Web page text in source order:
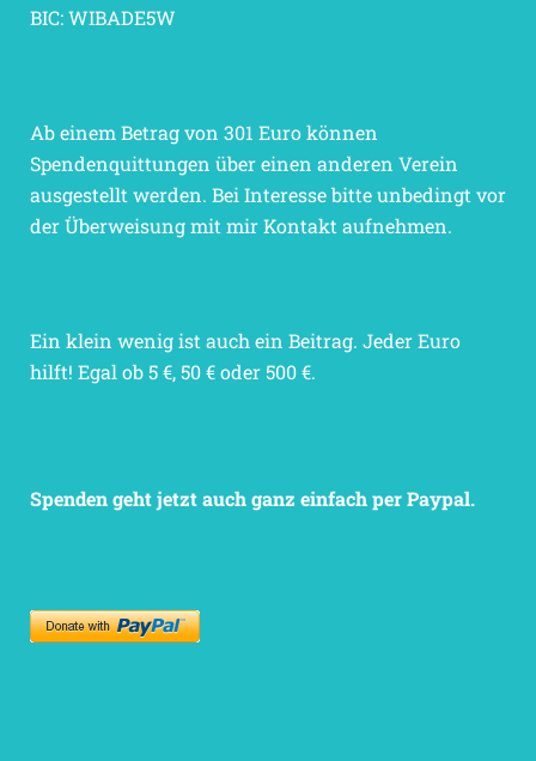
BIC: WIBADE5W
Ab einem Betrag von 301 Euro können
Spendenquittungen über einen anderen Verein
ausgestellt werden. Bei Interesse bitte unbedingt vor
der Überweisung mit mir Kontakt aufnehmen.
Ein klein wenig ist auch ein Beitrag. Jeder Euro
hilft! Egal ob 5 €, 50 € oder 500 €.
Spenden geht jetzt auch ganz einfach per Paypal.